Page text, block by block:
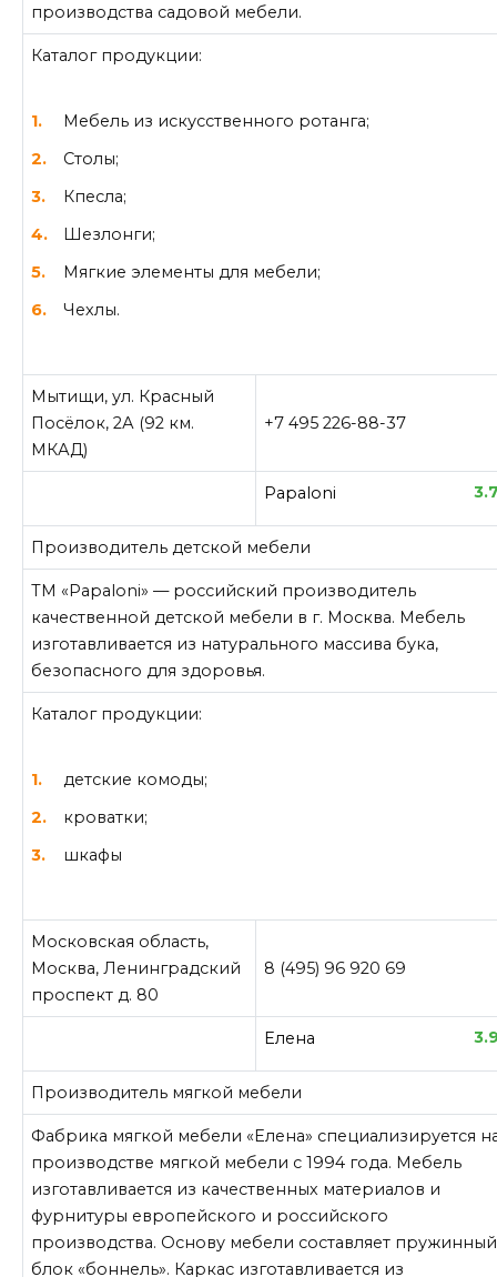
производства садовой мебели.
Каталог продукции:
Мебель из искусственного ротанга;
Столы;
Кпесла;
Шезлонги;
Мягкие элементы для мебели;
Чехлы.
Мытищи, ул. Красный
Посёлок, 2А (92 км.
МКАД)
+7 495 226-88-37
Papaloni
Производитель детской мебели
ТМ «Papaloni» — российский производитель
качественной детской мебели в г. Москва. Мебель
изготавливается из натурального массива бука,
безопасного для здоровья.
Каталог продукции:
детские комоды;
кроватки;
шкафы
Московская область,
Москва, Ленинградский
проспект д. 80
8 (495) 96 920 69
Елена
Производитель мягкой мебели
Фабрика мягкой мебели «Елена» специализируется
производстве мягкой мебели с 1994 года. Мебель
изготавливается из качественных материалов и
фурнитуры европейского и российского
производства. Основу мебели составляет пружинный
блок «боннель». Каркас изготавливается из